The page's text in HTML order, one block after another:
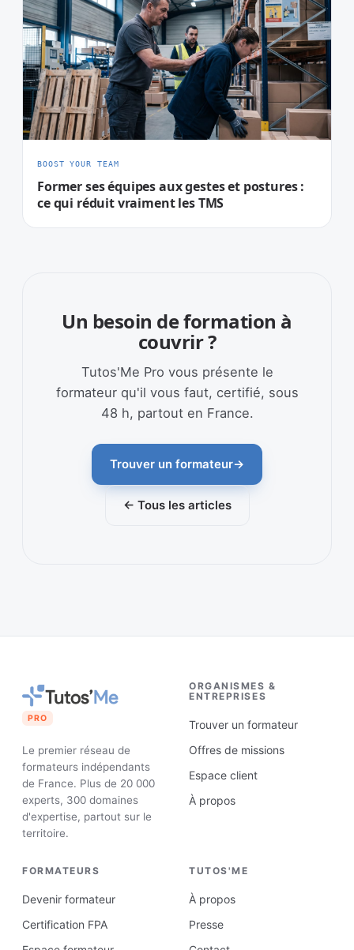
BOOST YOUR TEAM
Former ses équipes aux gestes et postures :
ce qui réduit vraiment les TMS
Un besoin de formation à
couvrir ?
Tutos'Me Pro vous présente le
formateur qu'il vous faut, certifié, sous
48 h, partout en France.
Trouver un formateur→
← Tous les articles
PRO
Le premier réseau de
formateurs indépendants
de France. Plus de 20 000
experts, 300 domaines
d'expertise, partout sur le
territoire.
ORGANISMES &
ENTREPRISES
Trouver un formateur
Offres de missions
Espace client
À propos
FORMATEURS
Devenir formateur
Certification FPA
TUTOS'ME
À propos
Presse